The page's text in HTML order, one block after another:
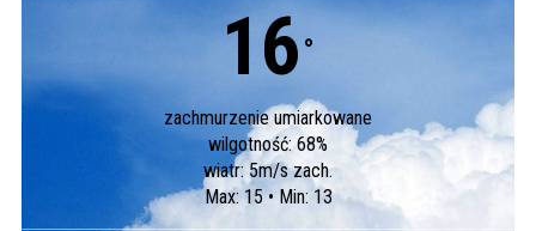
16 °
zachmurzenie umiarkowane
wilgotność: 68%
wiatr: 5m/s zach.
Max: 15 • Min: 13